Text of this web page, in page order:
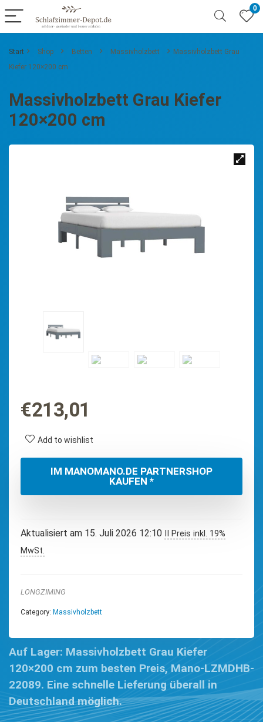
0
Start Shop Betten Massivholzbett
Massivholzbett Grau
Kiefer 120×200 cm
Massivholzbett Grau Kiefer
120×200 cm
€213,01
Add to wishlist
IM MANOMANO.DE PARTNERSHOP
KAUFEN *
Aktualisiert am 15. Juli 2026 12:10 II Preis inkl. 19%
MwSt.
LONGZIMING
Category: Massivholzbett
Auf Lager: Massivholzbett Grau Kiefer
120×200 cm zum besten Preis, Mano-LZMDHB-
22089. Eine schnelle Lieferung überall in
Deutschland möglich.